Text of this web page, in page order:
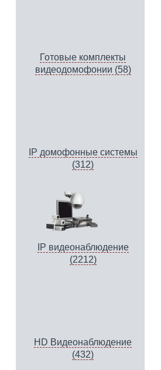
Готовые комплекты
видеодомофонии (58)
IP домофонные системы
(312)
IP видеонаблюдение
(2212)
HD Видеонаблюдение
(432)